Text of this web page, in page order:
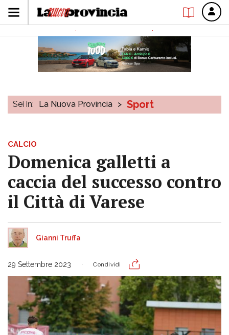
Sei in: La Nuova Provincia > Sport
CALCIO
Domenica galletti a
caccia del successo contro
il Città di Varese
Gianni Truffa
29 Settembre 2023 Condividi